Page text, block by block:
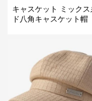
キャスケット ミックス
ド八角キャスケット帽